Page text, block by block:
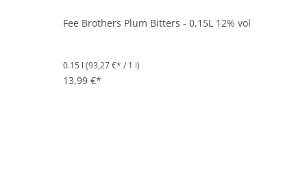
Fee Brothers Plum Bitters - 0,15L 12% vol
0.15 l (93,27 €* / 1 l)
13,99 €*